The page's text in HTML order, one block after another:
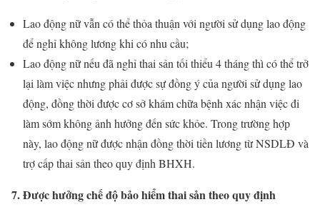
Lao động nữ vẫn có thể thỏa thuận với người sử dụng lao động
để nghỉ không lương khi có nhu cầu;
Lao động nữ nếu đã nghỉ thai sản tối thiểu 4 tháng thì có thể trở
lại làm việc nhưng phải được sự đồng ý của người sử dụng lao
động, đồng thời được cơ sở khám chữa bệnh xác nhận việc đi
làm sớm không ảnh hưởng đến sức khỏe. Trong trường hợp
này, lao động nữ được nhận đồng thời tiền lương từ NSDLĐ và
trợ cấp thai sản theo quy định BHXH.
7. Được hưởng chế độ bảo hiểm thai sản theo quy định